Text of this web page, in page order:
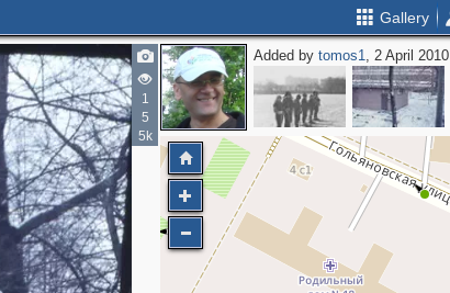
Gallery
1
5
5k
Added bytomos1, 2 April 2010